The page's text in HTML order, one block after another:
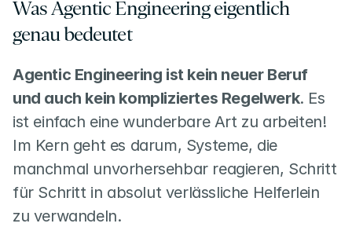
Was Agentic Engineering eigentlich
genau bedeutet
Agentic Engineering ist kein neuer Beruf
und auch kein kompliziertes Regelwerk. Es
ist einfach eine wunderbare Art zu arbeiten!
Im Kern geht es darum, Systeme, die
manchmal unvorhersehbar reagieren, Schritt
für Schritt in absolut verlässliche Helferlein
zu verwandeln.